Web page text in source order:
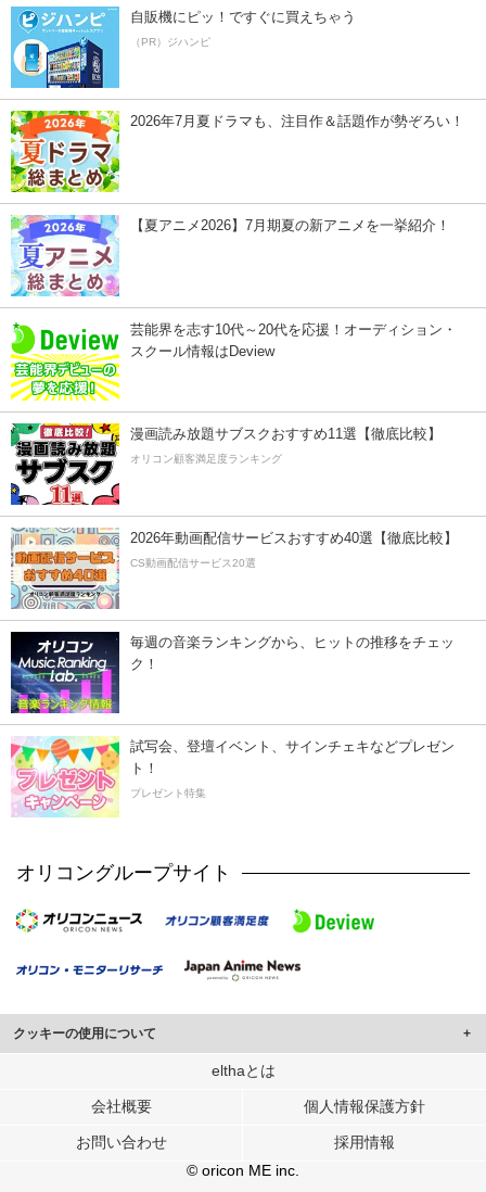
自販機にピッ！ですぐに買えちゃう
（PR）ジハンピ
2026年7月夏ドラマも、注目作＆話題作が勢ぞろい！
【夏アニメ2026】7月期夏の新アニメを一挙紹介！
芸能界を志す10代～20代を応援！オーディション・
スクール情報はDeview
漫画読み放題サブスクおすすめ11選【徹底比較】
オリコン顧客満足度ランキング
2026年動画配信サービスおすすめ40選【徹底比較】
CS動画配信サービス20選
毎週の音楽ランキングから、ヒットの推移をチェッ
ク！
試写会、登壇イベント、サインチェキなどプレゼン
ト！
プレゼント特集
オリコングループサイト
クッキーの使用について
このサイトでは Cookie を使用して、ユーザーに合わせたコンテンツや広告の
行っています。
メディアや広告配信、データ解析の各パートナーに提供しています。
各パートナーは、この情報とユーザーが各パートナーに提供した他の情報や、
ユーザーが各パートナーのサービスを使用したときに収集した他の情報を組み
elthaとは
会社概要 個人情報保護方針
お問い合わせ
採用情報
© oricon ME inc.